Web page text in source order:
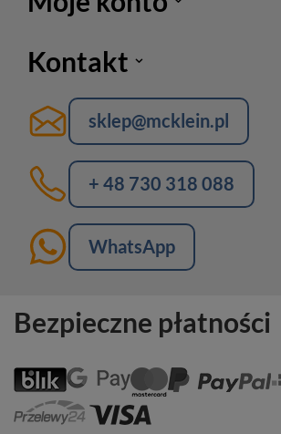
Kontakt
sklep@mcklein.pl
+ 48 730 318 088
WhatsApp
Bezpieczne płatności